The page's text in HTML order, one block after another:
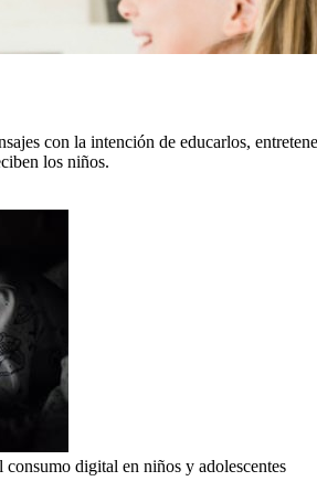
con la intención de educarlos,
los niños.
digital en niños y adolescentes